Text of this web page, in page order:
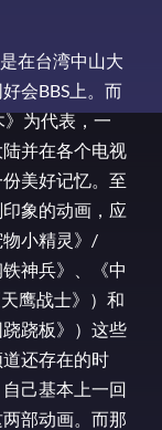
在台湾中山大
会BBS上。而
为代表，一
并在各个电视
美好记忆。至
象的动画，应
小精灵》/
神兵》、《中
鹰战士》）和
跷跷板》）这些
还存在的时
己基本上一回
部动画。而那